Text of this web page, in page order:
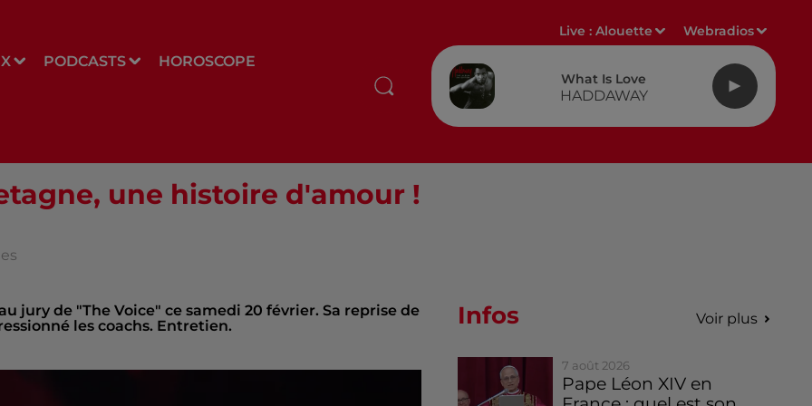
PODCASTS HOROSCOPE
Live :Alouette Webradios
What Is Love
HADDAWAY
une histoire d'amour !
jury de "The Voice" ce samedi 20 février. Sa reprise de
les coachs. Entretien.
Infos Voir plus
7 août 2026
Pape Léon XIV en